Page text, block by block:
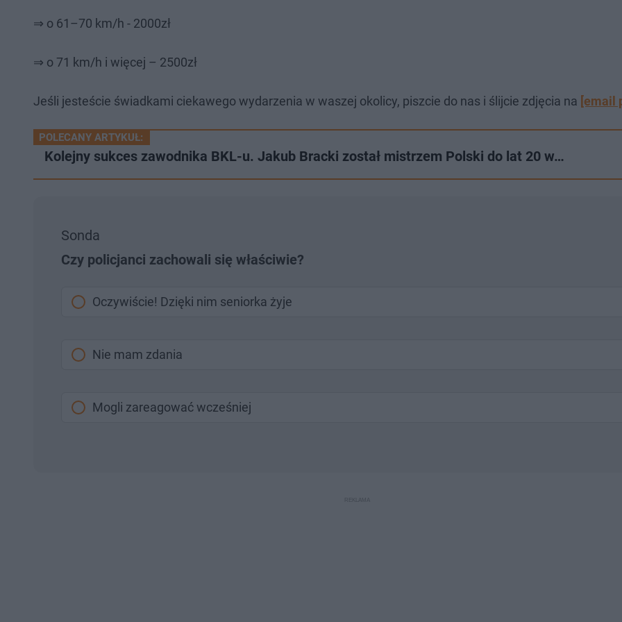
⇒ o 61–70 km/h - 2000zł
⇒ o 71 km/h i więcej – 2500zł
Jeśli jesteście świadkami ciekawego wydarzenia w waszej okolicy, piszcie do nas i ślijcie zdjęcia na [email
POLECANY ARTYKUŁ:
Kolejny sukces zawodnika BKL-u. Jakub Bracki został mistrzem Polski do lat 20 w…
Sonda
Czy policjanci zachowali się właściwie?
Oczywiście! Dzięki nim seniorka żyje
Nie mam zdania
Mogli zareagować wcześniej